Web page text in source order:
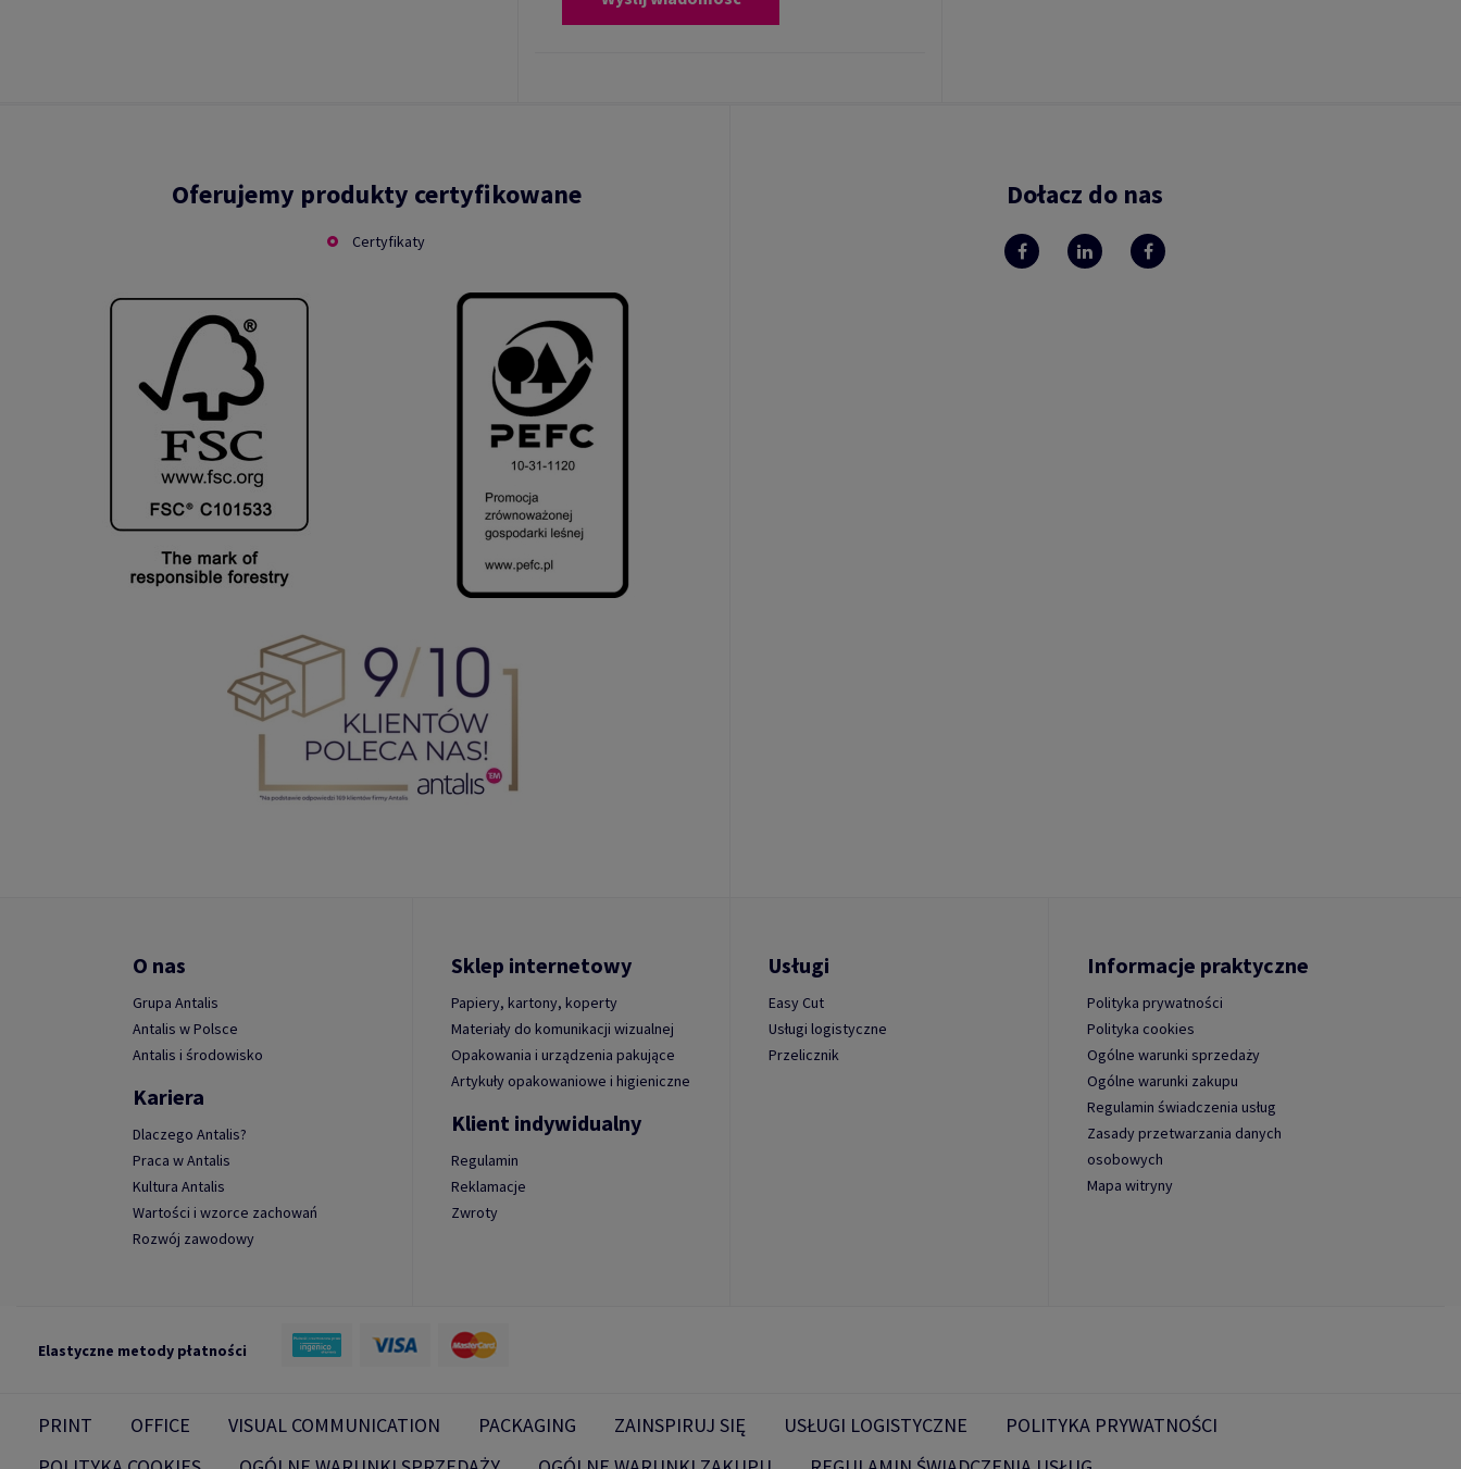
Oferujemy produkty certyfikowane
Certyfikaty
Dołacz do nas
O nas
Grupa Antalis
Antalis w Polsce
Antalis i środowisko
Kariera
Dlaczego Antalis?
Praca w Antalis
Kultura Antalis
Wartości i wzorce zachowań
Rozwój zawodowy
Sklep internetowy
Papiery, kartony, koperty
Materiały do komunikacji wizualnej
Opakowania i urządzenia pakujące
Artykuły opakowaniowe i higieniczne
Klient indywidualny
Regulamin
Reklamacje
Zwroty
Usługi
Easy Cut
Usługi logistyczne
Przelicznik
Informacje praktyczne
Polityka prywatności
Polityka cookies
Ogólne warunki sprzedaży
Ogólne warunki zakupu
Regulamin świadczenia usług
Zasady przetwarzania danych
osobowych
Mapa witryny
Elastyczne metody płatności
PRINT OFFICE VISUAL COMMUNICATION PACKAGING ZAINSPIRUJ SIĘ USŁUGI LOGISTYCZNE
POLITYKA PRYWATNOŚCI